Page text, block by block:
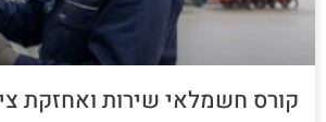
קורס חשמלאי שירות ואחזקת